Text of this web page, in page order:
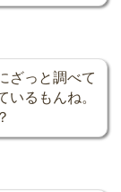
ざっと調べて
るもんね。